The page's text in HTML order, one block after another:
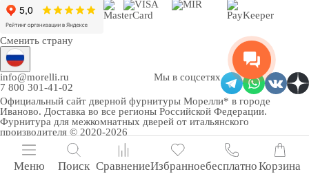
Меню Поиск СравнениеИзбранноебесплатноКорзина
Сменить страну
info@morelli.ru
7 800 301-41-02
Мы в соцсетях
Официальный сайт дверной фурнитуры Морелли* в городе
Иваново. Доставка во все регионы Российской Федерации.
Фурнитура для межкомнатных дверей от итальянского
производителя © 2020-2026